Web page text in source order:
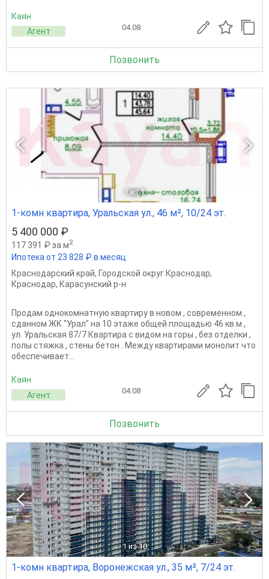
Каян
Агент
04.08
Позвонить
1 из 1
1-комн квартира, Уральская ул., 46 м², 10/24 эт.
5 400 000 ₽
117 391 ₽ за м2
Ипотека от 23 828 ₽ в месяц
Краснодарский край, Городской округ Краснодар,
Краснодар, Карасунский р-н
Продам однокомнатную квартиру в новом , современном ,
сданном ЖК "Урал" на 10 этаже общей площадью 46 кв.м ,
ул. Уральская 87/7 Квартира с видом на горы , без отделки ,
полы стяжка , стены бетон . Между квартирами монолит что
обеспечивает...
Каян
Агент
04.08
Позвонить
1 из 10
1-комн квартира, Воронежская ул., 35 м², 7/24 эт.